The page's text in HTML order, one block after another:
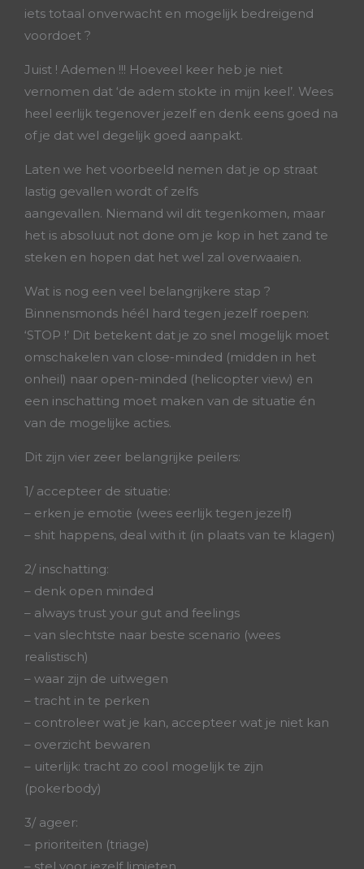
iets totaal onverwacht en mogelijk bedreigend
voordoet ?
Juist ! Ademen !!! Hoeveel keer heb je niet
vernomen dat ‘de adem stokte in mijn keel’. Wees
heel eerlijk tegenover jezelf en denk eens goed na
of je dat wel degelijk goed aanpakt.
Laten we het voorbeeld nemen dat je op straat
lastig gevallen wordt of zelfs
aangevallen. Niemand wil dit tegenkomen, maar
het is absoluut not done om je kop in het zand te
steken en hopen dat het wel zal overwaaien.
Wat is nog een veel belangrijkere stap ?
Binnensmonds héél hard tegen jezelf roepen:
‘STOP !’ Dit betekent dat je zo snel mogelijk moet
omschakelen van close-minded (midden in het
onheil) naar open-minded (helicopter view) en
een inschatting moet maken van de situatie én
van de mogelijke acties.
Dit zijn vier zeer belangrijke peilers:
1/ accepteer de situatie:
– erken je emotie (wees eerlijk tegen jezelf)
– shit happens, deal with it (in plaats van te klagen)
2/ inschatting:
– denk open minded
– always trust your gut and feelings
– van slechtste naar beste scenario (wees
realistisch)
– waar zijn de uitwegen
– tracht in te perken
– controleer wat je kan, accepteer wat je niet kan
– overzicht bewaren
– uiterlijk: tracht zo cool mogelijk te zijn
(pokerbody)
3/ ageer:
– prioriteiten (triage)